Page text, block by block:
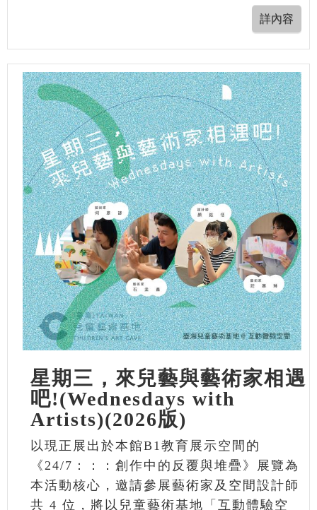
星期三，來兒藝與藝術家相遇
吧!(Wednesdays with
Artists)(2026版)
以現正展出於本館B1教育展示空間的
《24/7：：：創作中的反覆與堆疊》展覽為
本活動核心，邀請參展藝術家及空間設計師
共 4 位，將以兒童藝術基地「互動體驗空